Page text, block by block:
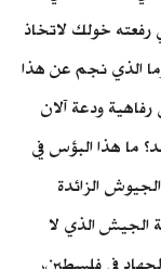
خولك لاتخاذ
الذي نجم عن هذا
ودعة آلان
ما هذا البؤس في
الزائدة
الجيش الذي لا
في فلسطين،